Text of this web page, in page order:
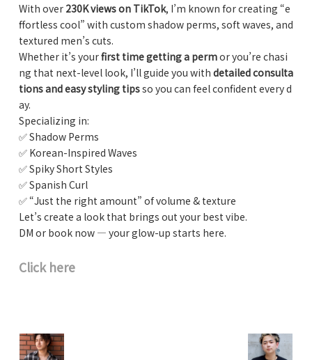
With over 230K views on TikTok, I’m known for creating “e
ffortless cool” with custom shadow perms, soft waves, and
textured men’s cuts.
Whether it’s yourfirst time getting a permor you’re chasi
ng that next-level look, I’ll guide you with detailed consulta
tions and easy styling tipsso you can feel confident every d
ay.
Specializing in:
✅ Shadow Perms
✅ Korean-Inspired Waves
✅ Spiky Short Styles
✅ Spanish Curl
✅ “Just the right amount” of volume & texture
Let’s create a look that brings out your best vibe.
DM or book now — your glow-up starts here.
Click here